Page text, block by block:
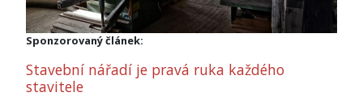
Sponzorovaný článek:
Stavební nářadí je pravá ruka každého
stavitele